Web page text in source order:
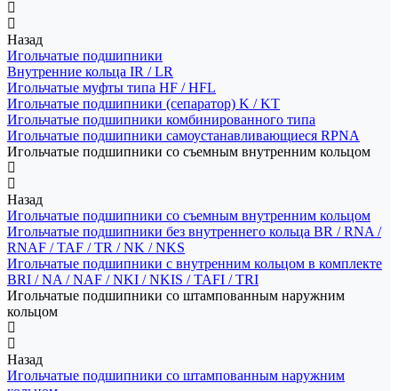
Назад
Игольчатые подшипники
Внутренние кольца IR / LR
Игольчатые муфты типа HF / HFL
Игольчатые подшипники (сепаратор) K / KT
Игольчатые подшипники комбинированного типа
Игольчатые подшипники самоустанавливающиеся RPNA
Игольчатые подшипники со съемным внутренним кольцом
Назад
Игольчатые подшипники со съемным внутренним кольцом
Игольчатые подшипники без внутреннего кольца BR / RNA /
RNAF / TAF / TR / NK / NKS
Игольчатые подшипники с внутренним кольцом в комплекте
BRI / NA / NAF / NKI / NKIS / TAFI / TRI
Игольчатые подшипники со штампованным наружним
кольцом
Назад
Игольчатые подшипники со штампованным наружним